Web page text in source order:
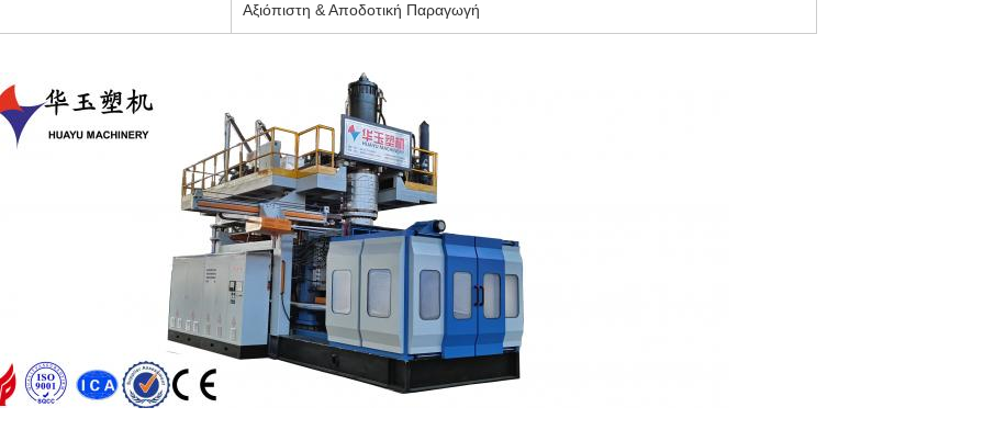
Αξιόπιστη & Αποδοτική Παραγωγή